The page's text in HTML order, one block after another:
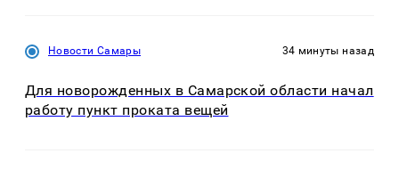
Новости Самары 34 минуты назад
Для новорожденных в Самарской области начал
работу пункт проката вещей